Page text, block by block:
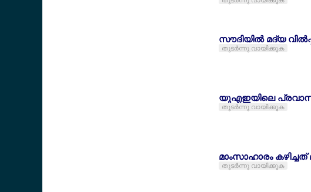
സൗദിയില്‍ മദ്യ
തുടര്‍ന്നു വായിക്കുക
യുഎഇയിലെ പ്രവാസി
തുടര്‍ന്നു വായിക്കുക
മാംസാഹാരം
തുടര്‍ന്നു വായിക്കുക